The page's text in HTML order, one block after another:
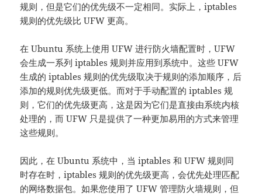
规则，但是它们的优先级不一定相同。实际上，iptables
规则的优先级比 UFW 更高。
在 Ubuntu 系统上使用 UFW 进行防火墙配置时，UFW
会生成一系列 iptables 规则并应用到系统中。这些 UFW
生成的 iptables 规则的优先级取决于规则的添加顺序，后
添加的规则优先级更低。而对于手动配置的 iptables 规
则，它们的优先级更高，这是因为它们是直接由系统内核
处理的，而 UFW 只是提供了一种更加易用的方式来管理
这些规则。
因此，在 Ubuntu 系统中，当 iptables 和 UFW 规则同
时存在时，iptables 规则的优先级更高，会优先处理匹配
的网络数据包。如果您使用了 UFW 管理防火墙规则，但